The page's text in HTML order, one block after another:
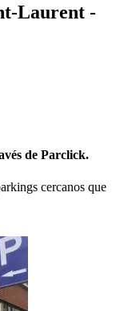
Laurent -
de Parclick.
cercanos que